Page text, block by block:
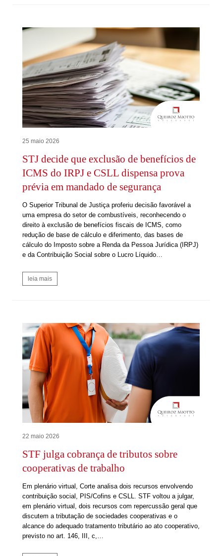
25 maio 2026
STJ decide que exclusão de benefícios de
ICMS do IRPJ e CSLL dispensa prova
prévia em mandado de segurança
O Superior Tribunal de Justiça proferiu decisão favorável a
uma empresa do setor de combustíveis, reconhecendo o
direito à exclusão de benefícios fiscais de ICMS, como
redução de base de cálculo e diferimento, das bases de
cálculo do Imposto sobre a Renda da Pessoa Jurídica (IRPJ)
e da Contribuição Social sobre o Lucro Líquido…
leia mais
22 maio 2026
STF julga cobrança de tributos sobre
cooperativas de trabalho
Em plenário virtual, Corte analisa dois recursos envolvendo
contribuição social, PIS/Cofins e CSLL. STF voltou a julgar,
em plenário virtual, dois recursos com repercussão geral que
discutem a tributação de sociedades cooperativas e o
alcance do adequado tratamento tributário ao ato cooperativo,
previsto no art. 146, III, c,…